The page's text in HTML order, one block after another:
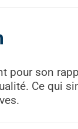
pour son
Ce qui